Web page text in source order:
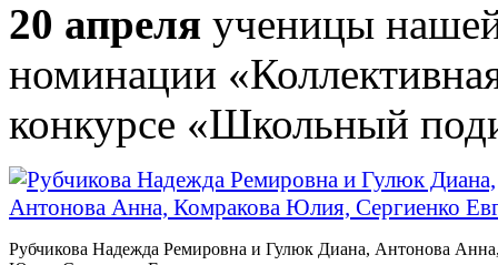
20 апреля ученицы
номинации
конкурсе «Школьный
Рубчикова Надежда Ремировна и Гулюк Диана, Антонова